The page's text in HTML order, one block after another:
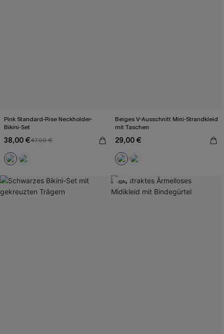
Pink Standard-Rise Neckholder-
Bikini-Set
38,00 €47,00 €
Beiges V-Ausschnitt Mini-Strandkleid
mit Taschen
29,00 €
-19%